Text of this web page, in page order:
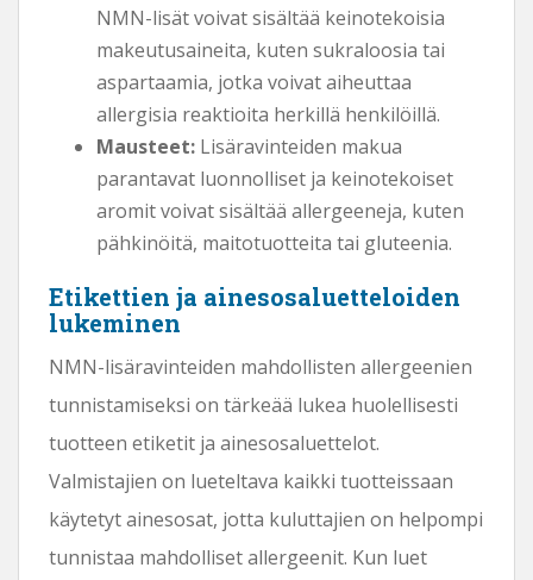
NMN-lisät voivat sisältää keinotekoisia
makeutusaineita, kuten sukraloosia tai
aspartaamia, jotka voivat aiheuttaa
allergisia reaktioita herkillä henkilöillä.
Mausteet: Lisäravinteiden makua
parantavat luonnolliset ja keinotekoiset
aromit voivat sisältää allergeeneja, kuten
pähkinöitä, maitotuotteita tai gluteenia.
Etikettien ja ainesosaluetteloiden
lukeminen
NMN-lisäravinteiden mahdollisten allergeenien
tunnistamiseksi on tärkeää lukea huolellisesti
tuotteen etiketit ja ainesosaluettelot.
Valmistajien on lueteltava kaikki tuotteissaan
käytetyt ainesosat, jotta kuluttajien on helpompi
tunnistaa mahdolliset allergeenit. Kun luet